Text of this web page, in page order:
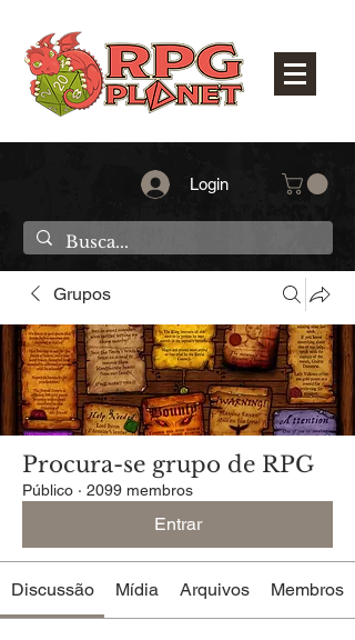
Login
Grupos
Procura-se grupo de RPG
Público · 2099 membros
Entrar
Discussão Mídia Arquivos Membros